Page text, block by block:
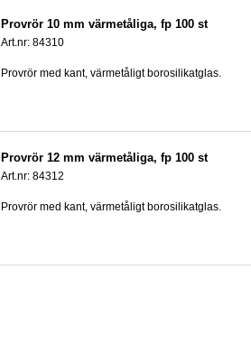
Provrör 10 mm värmetåliga, fp 100 st
Art.nr: 84310
Provrör med kant, värmetåligt borosilikatglas.
Provrör 12 mm värmetåliga, fp 100 st
Art.nr: 84312
Provrör med kant, värmetåligt borosilikatglas.